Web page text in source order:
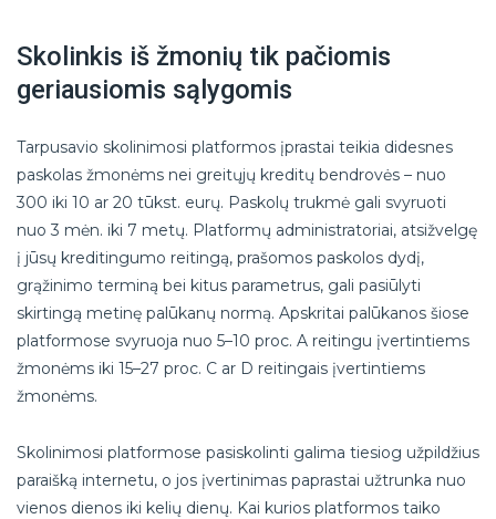
Skolinkis iš žmonių tik pačiomis
geriausiomis sąlygomis
Tarpusavio skolinimosi platformos įprastai teikia didesnes
paskolas žmonėms nei greitųjų kreditų bendrovės – nuo
300 iki 10 ar 20 tūkst. eurų. Paskolų trukmė gali svyruoti
nuo 3 mėn. iki 7 metų. Platformų administratoriai, atsižvelgę
į jūsų kreditingumo reitingą, prašomos paskolos dydį,
grąžinimo terminą bei kitus parametrus, gali pasiūlyti
skirtingą metinę palūkanų normą. Apskritai palūkanos šiose
platformose svyruoja nuo 5–10 proc. A reitingu įvertintiems
žmonėms iki 15–27 proc. C ar D reitingais įvertintiems
žmonėms.
Skolinimosi platformose pasiskolinti galima tiesiog užpildžius
paraišką internetu, o jos įvertinimas paprastai užtrunka nuo
vienos dienos iki kelių dienų. Kai kurios platformos taiko